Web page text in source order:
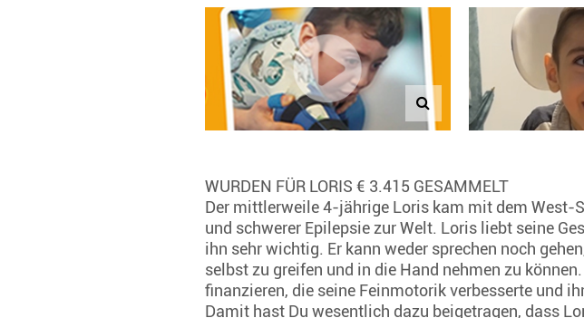
WURDEN FÜR LORIS € 3.415 GESAMMELT
Der mittlerweile 4-jährige Loris kam mit dem West-
und schwerer Epilepsie zur Welt. Loris liebt seine
ihn sehr wichtig. Er kann weder sprechen noch
selbst zu greifen und in die Hand nehmen zu
finanzieren, die seine Feinmotorik verbesserte und
Damit hast Du wesentlich dazu beigetragen, dass